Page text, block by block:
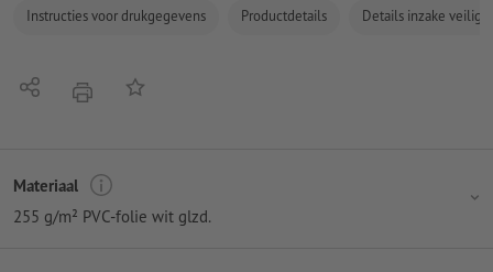
Instructies voor drukgegevens Productdetails Details inzake
Delen afdrukkenOp de lijst
Materiaal
255 g/m² PVC-folie wit glzd.